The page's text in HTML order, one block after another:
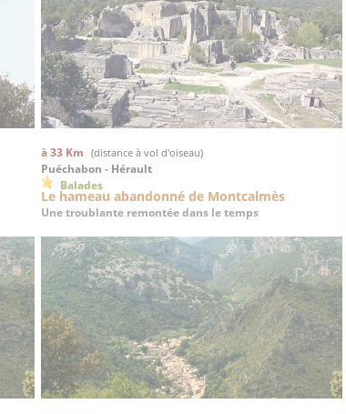
à 33 Km (distance à vol d'oiseau)
Puéchabon - Hérault
Balades
Le hameau abandonné de Montcalmès
Une troublante remontée dans le temps